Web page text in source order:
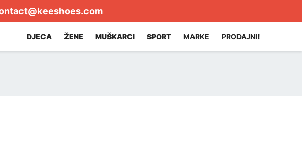
DJECA ŽENE MUŠKARCI SPORT MARKE PRODAJNI!